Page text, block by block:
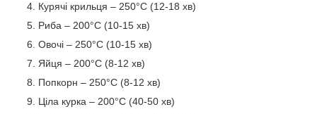
Курячі крильця – 250°C (12-18 хв)
Риба – 200°C (10-15 хв)
Овочі – 250°C (10-15 хв)
Яйця – 200°C (8-12 хв)
Попкорн – 250°C (8-12 хв)
Ціла курка – 200°C (40-50 хв)